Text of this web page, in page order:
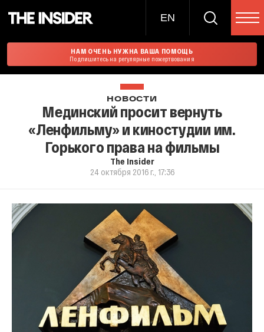
EN
НАМ ОЧЕНЬ НУЖНА ВАША ПОМОЩЬ
Подпишитесь на регулярные пожертвования
НОВОСТИ
Мединский просит вернуть
«Ленфильму» и киностудии им.
Горького права на фильмы
The Insider
24 октября 2016 г., 17:36